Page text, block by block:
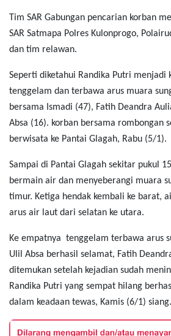
Tim SAR Gabungan pencarian korban
SAR Satmapa Polres Kulonprogo,
dan tim relawan.
Seperti diketahui Randika Putri menjadi
tenggelam dan terbawa arus muara
bersama Ismadi (47), Fatih Deandra
Absa (16). korban bersama rombongan
berwisata ke Pantai Glagah, Rabu (5/1).
Sampai di Pantai Glagah sekitar pukul
bermain air dan menyeberangi muara
timur. Ketiga hendak kembali ke barat,
arus air laut dari selatan ke utara.
Ke empatnya tenggelam terbawa arus
Ulil Absa berhasil selamat, Fatih
ditemukan setelah kejadian sudah
Randika Putri yang sempat hilang
dalam keadaan tewas, Kamis (6/1)